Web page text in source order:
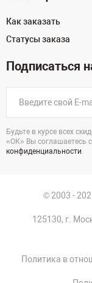
Как заказать
Статусы заказа
Подписаться
Будьте в курсе всех
«ОК» Вы соглашаетесь с
конфиденциальности.
© 2003 -
125130, г.
Политика в